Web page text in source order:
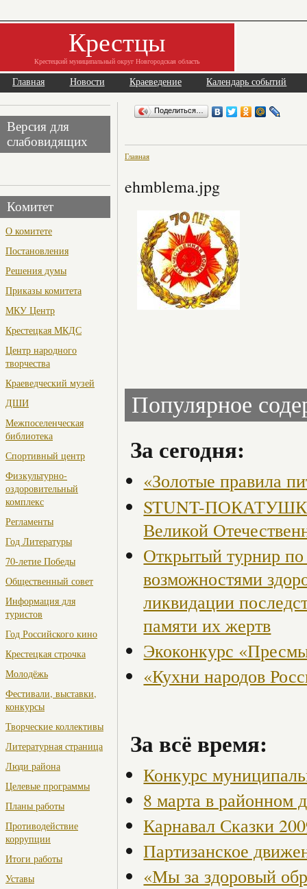
Крестцы
Крестецкий муниципальный округ Новгородская область
Главная Новости Краеведение Календарь событий
Версия для
слабовидящих
Комитет
О комитете
Постановления
Решения думы
Приказы комитета
МКУ Центр
Крестецкая МКДС
Центр народного
творчества
Краеведческий музей
ДШИ
Межпоселенческая
библиотека
Спортивный центр
Физкультурно-
оздоровительный
комплекс
Регламенты
Год Литературы
70-летие Победы
Общественный совет
Информация для
туристов
Год Российского кино
Крестецкая строчка
Молодёжь
Фестивали, выставки,
конкурсы
Творческие коллективы
Литературная страница
Люди района
Целевые программы
Планы работы
Противодействие
коррупции
Итоги работы
Уставы
Поделиться…
Главная
ehmblema.jpg
Популярное
За сегодня:
«Золотые правила
STUNT-
Великой
Открытый турнир
возможностями
ликвидации
памяти их жертв
Экоконкурс
«Кухни народов
За всё время:
Конкурс
8 марта в районном
Карнавал Сказки
Партизанское
«Мы за здоровый